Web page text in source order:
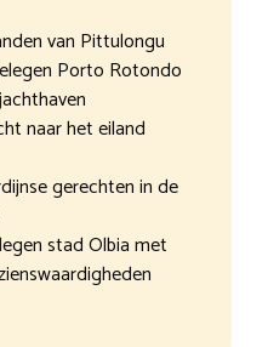
van Pittulongu
Porto Rotondo
naar het eiland
gerechten in de
stad Olbia met